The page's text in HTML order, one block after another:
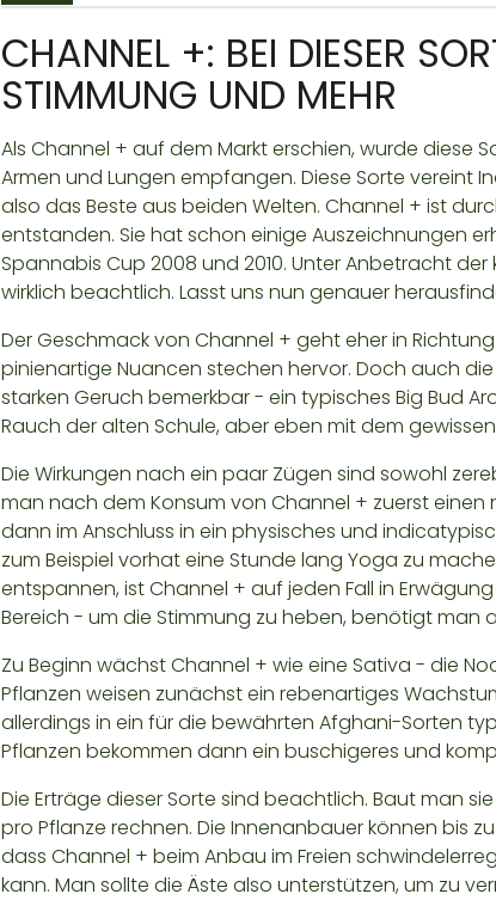
CHANNEL +: BEI DIESER
STIMMUNG UND MEHR
Als Channel + auf dem Markt erschien, wurde
Armen und Lungen empfangen. Diese Sorte vereint
also das Beste aus beiden Welten. Channel + ist
entstanden. Sie hat schon einige Auszeichnungen
Spannabis Cup 2008 und 2010. Unter Anbetracht der
wirklich beachtlich. Lasst uns nun genauer
Der Geschmack von Channel + geht eher in
pinienartige Nuancen stechen hervor. Doch auch
starken Geruch bemerkbar - ein typisches Big Bud
Rauch der alten Schule, aber eben mit dem gewissen
Die Wirkungen nach ein paar Zügen sind sowohl
man nach dem Konsum von Channel + zuerst
dann im Anschluss in ein physisches und
zum Beispiel vorhat eine Stunde lang Yoga zu
entspannen, ist Channel + auf jeden Fall in
Bereich - um die Stimmung zu heben, benötigt man
Zu Beginn wächst Channel + wie eine Sativa - die
Pflanzen weisen zunächst ein rebenartiges
allerdings in ein für die bewährten Afghani-Sorten
Pflanzen bekommen dann ein buschigeres und
Die Erträge dieser Sorte sind beachtlich. Baut man
pro Pflanze rechnen. Die Innenanbauer können bis
dass Channel + beim Anbau im Freien
kann. Man sollte die Äste also unterstützen, um zu